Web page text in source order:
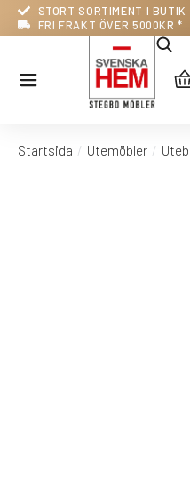
STORT SORTIMENT I BUTIK
FRI FRAKT ÖVER 5000KR *
Du är här:
Startsida Utemöbler